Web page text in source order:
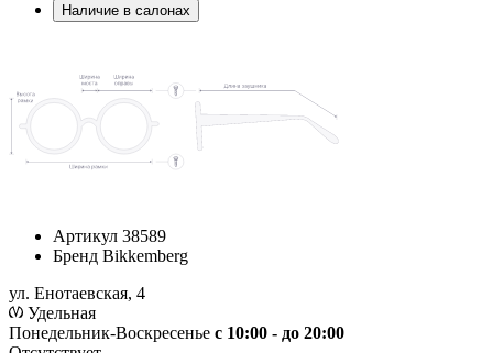
Наличие в салонах
Артикул 38589
Бренд Bikkemberg
ул. Енотаевская, 4
Удельная
Понедельник-Воскресенье с 10:00 - до 20:00